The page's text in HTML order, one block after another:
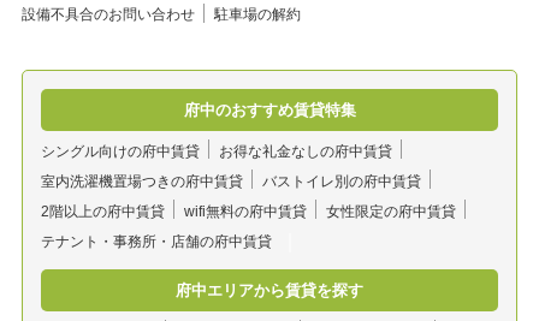
設備不具合のお問い合わせ
駐車場の解約
府中のおすすめ賃貸特集
シングル向けの府中賃貸
お得な礼金なしの府中賃貸
室内洗濯機置場つきの府中賃貸
バストイレ別の府中賃貸
2階以上の府中賃貸
wifi無料の府中賃貸
女性限定の府中賃貸
テナント・事務所・店舗の府中賃貸
府中エリアから賃貸を探す